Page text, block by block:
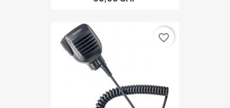
favorite_border